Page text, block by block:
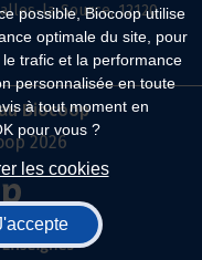
possible, Biocoop utilise
optimale du site, pour
trafic et la performance
personnalisée en toute
à tout moment en
pour vous ?
les cookies
la-Source, 12120
Biocoop
2026